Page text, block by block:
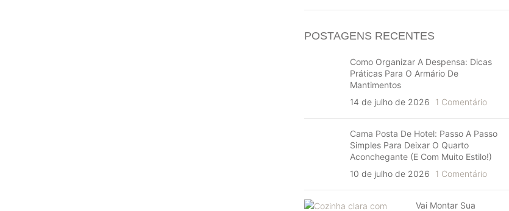
POSTAGENS RECENTES
Como Organizar A Despensa: Dicas
Práticas Para O Armário De
Mantimentos
14 de julho de 2026
1 Comentário
Cama Posta De Hotel: Passo A Passo
Simples Para Deixar O Quarto
Aconchegante (e Com Muito Estilo!)
10 de julho de 2026
1 Comentário
Vai Montar Sua